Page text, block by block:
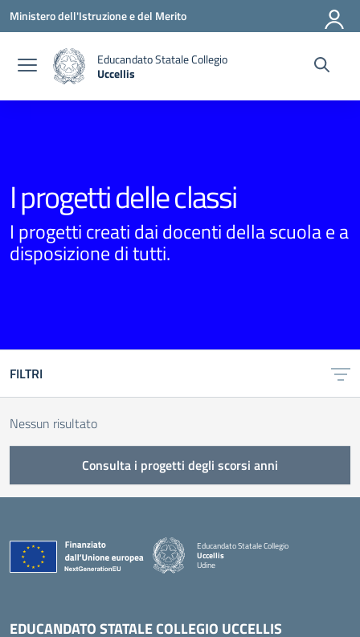
Vai ai contenuti
Vai al menu di navigazione
Vai al footer
Ministero dell'Istruzione e del Merito
Educandato Statale Collegio
Uccellis
I progetti delle classi
I progetti creati dai docenti della scuola e a
disposizione di tutti.
FILTRI
Nessun risultato
Consulta i progetti degli scorsi anni
Educandato Statale Collegio
Uccellis
Udine
EDUCANDATO STATALE COLLEGIO UCCELLIS